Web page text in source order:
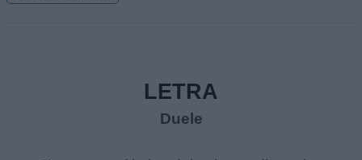
LETRA
Duele